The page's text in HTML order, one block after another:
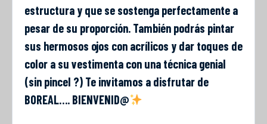
estructura y que se sostenga perfectamente a
pesar de su proporción. También podrás pintar
sus hermosos ojos con acrílicos y dar toques de
color a su vestimenta con una técnica genial
(sin pincel ?) Te invitamos a disfrutar de
BOREAL…. BIENVENID@